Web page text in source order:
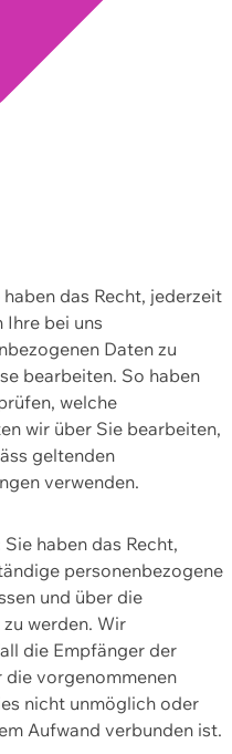
das Recht, jederzeit
Ihre bei uns
Daten zu
bearbeiten. So haben
welche
wir über Sie bearbeiten,
geltenden
verwenden.
haben das Recht,
personenbezogene
und über die
werden. Wir
die Empfänger der
vorgenommenen
nicht unmöglich oder
Aufwand verbunden ist.